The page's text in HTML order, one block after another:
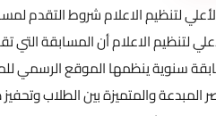
لتنظيم الاعلام شروط التقدم
لتنظيم الاعلام أن المسابقة التي
سنوية ينظمها الموقع الرسمي
والمتميزة بين الطلاب